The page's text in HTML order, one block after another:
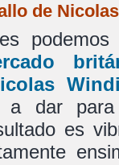
de
a dar
es